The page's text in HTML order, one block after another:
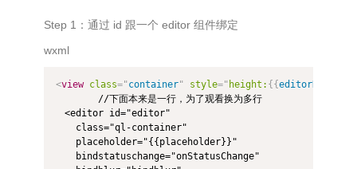
Step 1：通过 id 跟一个 editor 组件绑定
wxml
<view class="container" style=" height: {{editorHeight
  <editor id="editor"
    placeholder="{{placeholder}}"
    bindstatuschange="onStatusChange"